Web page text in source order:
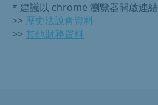
* 建議以 chrome 瀏覽器開啟連結
>> 歷史法說會資料
>> 其他財務資料